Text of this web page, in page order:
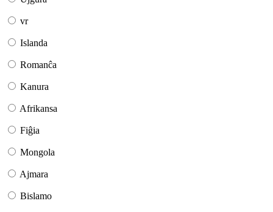
vr
Islanda
Romanĉa
Kanura
Afrikansa
Fiĝia
Mongola
Ajmara
Bislamo